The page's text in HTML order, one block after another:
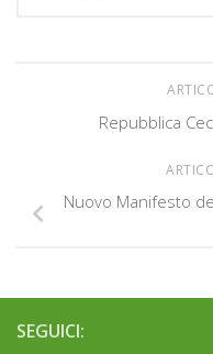
Repubblica
Nuovo Manifesto
SEGUICI: